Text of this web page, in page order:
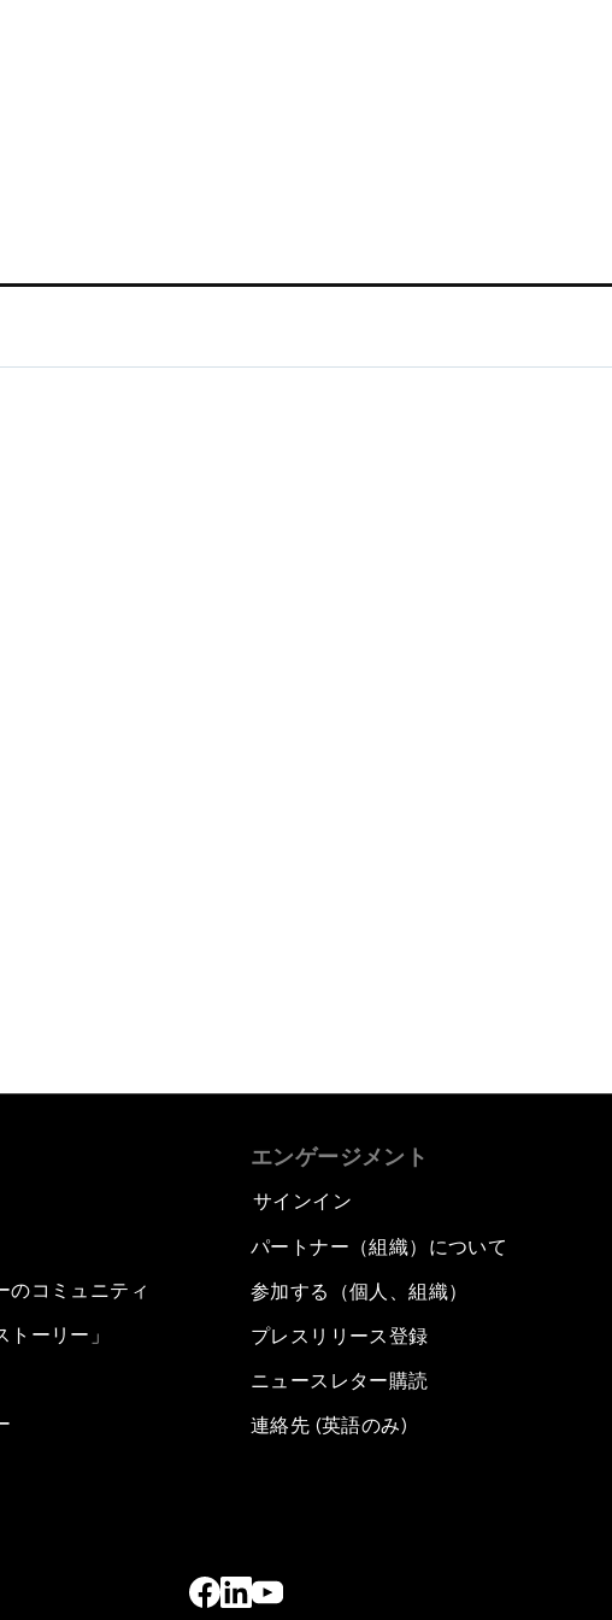
のコミュニティ
トーリー」
エンゲージメント
サインイン
パートナー（組織）について
参加する（個人、組織）
プレスリリース登録
ニュースレター購読
連絡先 (英語のみ)